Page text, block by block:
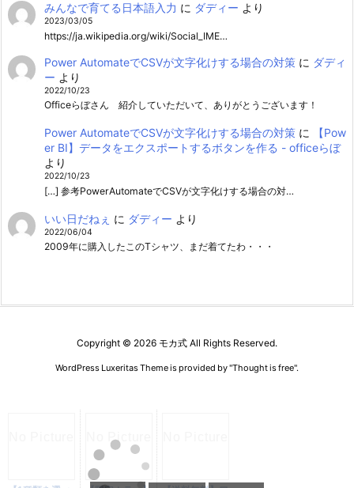
みんなで育てる日本語入力 に ダディー より
2023/03/05
https://ja.wikipedia.org/wiki/Social_IME…
Power AutomateでCSVが文字化けする場合の対策に ダディ
ー より
2022/10/23
Officeらぼさん 紹介していただいて、ありがとうございます！
Power AutomateでCSVが文字化けする場合の対策に
【Pow
er BI】データをエクスポートするボタンを作る - officeらぼ
より
2022/10/23
[…] 参考PowerAutomateでCSVが文字化けする場合の対…
いい日だねぇ に ダディー より
2022/06/04
2009年に購入したこのTシャツ、まだ着てたわ・・・
Copyright © 2026 モカ式 All Rights Reserved.
WordPress Luxeritas Theme is provided by "Thought is free".